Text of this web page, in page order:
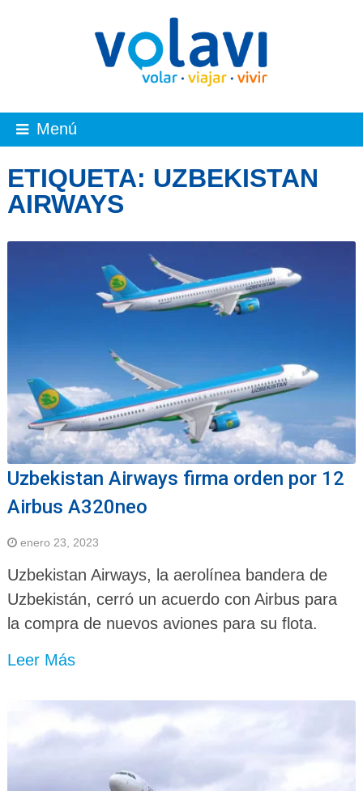
Menú
ETIQUETA: UZBEKISTAN
AIRWAYS
Uzbekistan Airways firma orden por 12
Airbus A320neo
enero 23, 2023
Uzbekistan Airways, la aerolínea bandera de
Uzbekistán, cerró un acuerdo con Airbus para
la compra de nuevos aviones para su flota.
Leer Más